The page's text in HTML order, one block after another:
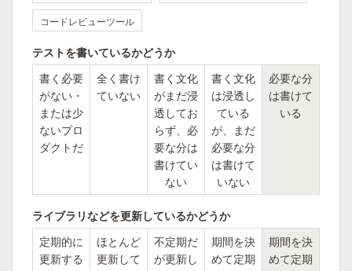
コードレビューツール
テストを書いているかどうか
書く必要
がない・
または少
ないプロ
ダクトだ
全く書け
ていない
書く文化
がまだ浸
透してお
らず、必
要な分は
書けてい
ない
書く文化
は浸透し
ている
が、まだ
必要な分
は書けて
いない
必要な分
は書けて
いる
ライブラリなどを更新しているかどうか
定期的に
更新する
ほとんど
更新して
不定期だ
が更新し
期間を決
めて定期
期間を決
めて定期